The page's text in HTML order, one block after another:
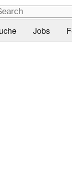
Jobs